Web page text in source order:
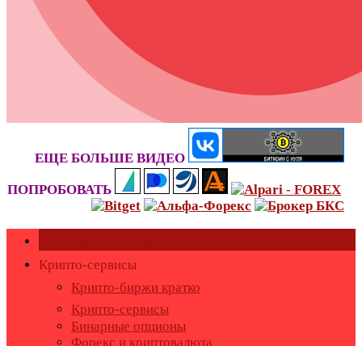
ЕЩЕ БОЛЬШЕ ВИДЕО
ПОПРОБОВАТЬ
Крипто-сервисы
Крипто-биржи кратко
Крипто-сервисы
Бинарные опционы
Форекс и криптовалюта